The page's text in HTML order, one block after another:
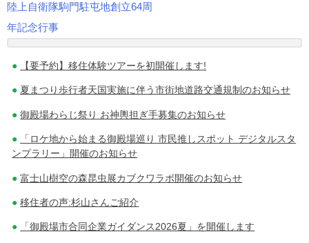
投
稿
ナ
ー
シ
ョ
ン
陸上自衛隊駒門駐屯地創立64周
年記念行事
【要予約】移住体験ツアーを初開催します!
夏まつり歩行者天国実施に伴う市街地道路交通規制のお知らせ
御殿場わらじ祭り お神輿担ぎ手募集のお知らせ
「ロケ地から始まる御殿場巡り 市民推しスポット デジタルスタ
ンプラリー」開催のお知らせ
富士山樹空の森昆虫展カブクワラボ開催のお知らせ
移住者の声:杉山さんご紹介
「御殿場市合同企業ガイダンス2026夏」を開催します